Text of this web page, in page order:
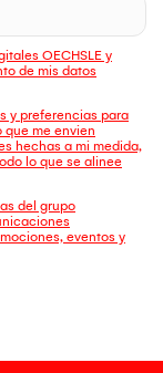
OECHSLE y
de mis datos
y preferencias para
me envien
hechas a mi medida,
lo que se alinee
del grupo
eventos y